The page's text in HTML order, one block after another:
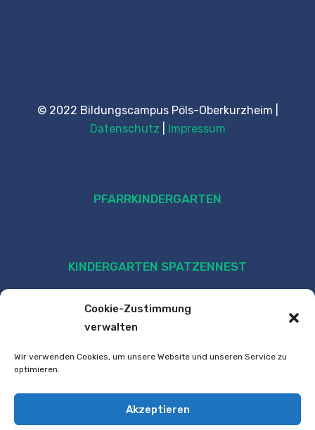
Cookie-Zustimmung
verwalten
Wir verwenden Cookies, um unsere Website und unseren Service zu
optimieren.
Akzeptieren
© 2022 Bildungscampus Pöls-Oberkurzheim |
Datenschutz
Impressum
PFARRKINDERGARTEN
KINDERGARTEN SPATZENNEST
VOLKSSCHULE